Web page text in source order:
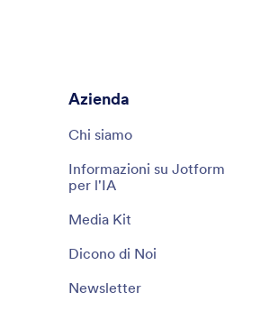
Azienda
Chi siamo
Informazioni su Jotform
per l'IA
Media Kit
Dicono di Noi
Newsletter